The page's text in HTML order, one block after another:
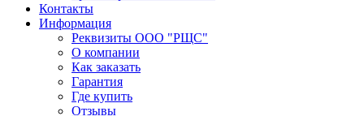
Контакты
Информация
Реквизиты ООО "РЩС"
О компании
Как заказать
Гарантия
Где купить
Отзывы